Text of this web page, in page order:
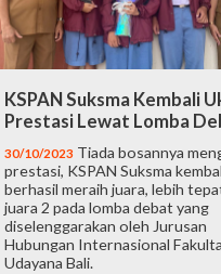
KSPAN Suksma Kembali
Prestasi Lewat Lomba
30/10/2023 Tiada bosannya
prestasi, KSPAN Suksma
berhasil meraih juara, lebih
juara 2 pada lomba debat yang
diselenggarakan oleh Jurusan
Hubungan Internasional
Udayana Bali.